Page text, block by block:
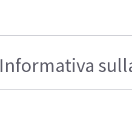
Informativa